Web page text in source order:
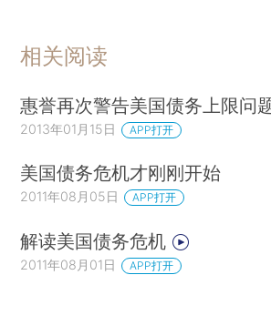
相关阅读
惠誉再次警告美国债务上限问
2013年01月15日 APP打开
美国债务危机才刚刚开始
2011年08月05日 APP打开
解读美国债务危机
2011年08月01日 APP打开